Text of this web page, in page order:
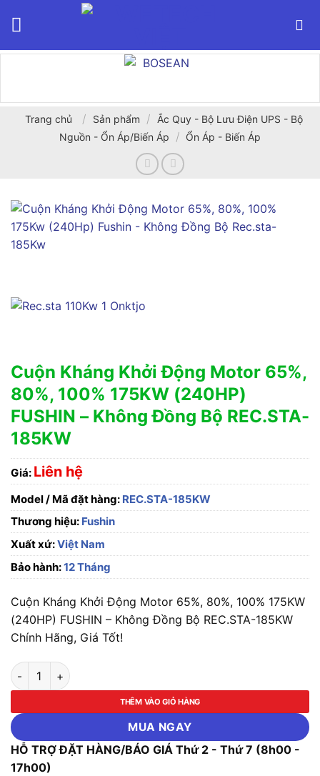
Trang chủ / Sản phẩm /
Ắc Quy - Bộ Lưu Điện UPS - Bộ
Nguồn - Ổn Áp/Biến Áp
/ Ổn Áp - Biến Áp
Cuộn Kháng Khởi Động Motor 65%,
80%, 100% 175KW (240HP)
FUSHIN – Không Đồng Bộ REC.STA-
185KW
Giá: Liên hệ
Model / Mã đặt hàng: REC.STA-185KW
Thương hiệu: Fushin
Xuất xứ:Việt Nam
Bảo hành:12 Tháng
Cuộn Kháng Khởi Động Motor 65%, 80%, 100% 175KW
(240HP) FUSHIN – Không Đồng Bộ REC.STA-185KW
Chính Hãng, Giá Tốt!
Cuộn Kháng Khởi Động Motor 65%, 80%, 100% 175KW
THÊM VÀO GIỎ HÀNG
MUA NGAY
HỖ TRỢ ĐẶT HÀNG/BÁO GIÁ Thứ 2 - Thứ 7 (8h00 -
17h00)